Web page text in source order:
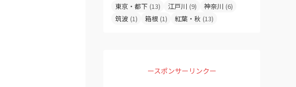
東京・都下 (13) 江戸川 (9) 神奈川 (6)
筑波 (1) 箱根 (1) 紅葉・秋 (13)
ースポンサーリンクー